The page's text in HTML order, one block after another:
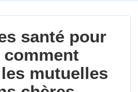
santé pour
mutuelles